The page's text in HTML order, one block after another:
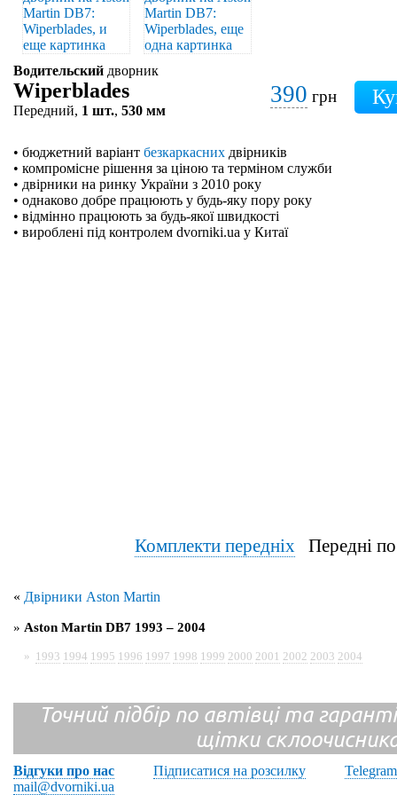
Водительский дворник
Wiperblades
Передний, 1 шт., 530 мм
390 грн
• бюджетний варіант безкаркасних двірників
• компромісне рішення за ціною та терміном служби
• двірники на ринку України з 2010 року
• однаково добре працюють у будь-яку пору року
• відмінно працюють за будь-якої швидкості
• вироблені під контролем dvorniki.ua у Китаї
Комплекти передніхПередні
« Двірники Aston Martin
» Aston Martin DB7 1993 – 2004
» 1993 1994 1995 1996 1997 1998 1999 2000 2001 2002 2003 2004
Точний підбір по автівці та
щітки
Відгуки про нас Підписатися на розсилку
Telegram
mail@dvorniki.ua